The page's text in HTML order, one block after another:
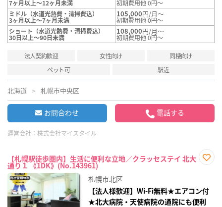
7ヶ月以上～12ヶ月未満
初期費用他 0円～
ミドル（水道光熱費・清掃費込）
3ヶ月以上～7ヶ月未満
105,000円/月～
初期費用他 0円～
ショート（水道光熱費・清掃費込）
30日以上～90日未満
108,000円/月～
初期費用他 0円～
法人契約歓迎 女性向け
同棲向け
ペット可
駅近
北海道 札幌市中央区
お問合わせ 電話する
運営会社： 株式会社マイスタイル
【札幌駅徒歩圏内】生活に便利な立地／クラッセステイ 北大
通り１ 《1DK》(No.143961)
録
札幌市北区
【法人様歓迎】Wi-Fi無料★エアコン付
★北大病院・天使病院の通院にも便利